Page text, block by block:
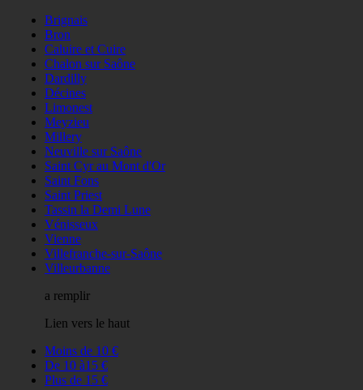
Brignais
Bron
Caluire et Cuire
Chalon sur Saône
Dardilly
Décines
Limonest
Meyzieu
Millery
Neuville sur Saône
Saint Cyr au Mont d'Or
Saint Fons
Saint Priest
Tassin la Demi Lune
Vénisseux
Vienne
Villefranche-sur-Saône
Villeurbanne
a remplir
Lien vers le haut
Moins de 10 €
De 10 à15 €
Plus de 15 €